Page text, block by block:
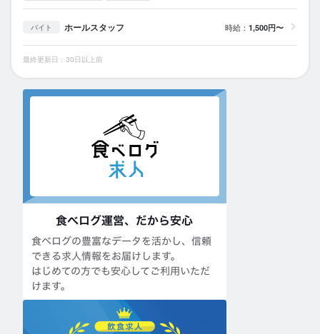
バイト ホールスタッフ 時給： 1,500円〜
最終更新日：30日以上前